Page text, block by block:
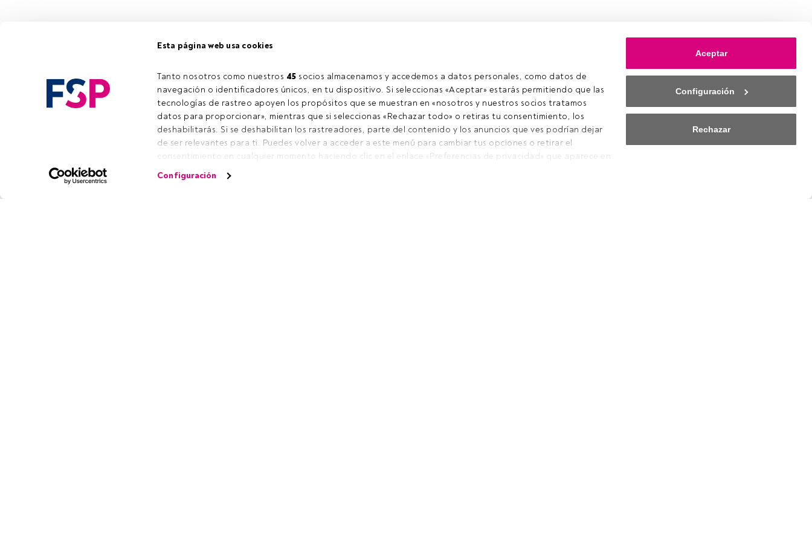
Esta página web usa cookies
Tanto nosotros como nuestros 45 socios almacenamos y accedemos a datos personales, como datos de
navegación o identificadores únicos, en tu dispositivo. Si seleccionas «Aceptar» estarás permitiendo que las
tecnologías de rastreo apoyen los propósitos que se muestran en «nosotros y nuestros socios tratamos
datos para proporcionar», mientras que si seleccionas «Rechazar todo» o retiras tu consentimiento, los
deshabilitarás. Si se deshabilitan los rastreadores, parte del contenido y los anuncios que ves podrían dejar
de ser relevantes para ti. Puedes volver a acceder a este menú para cambiar tus opciones o retirar el
consentimiento en cualquier momento haciendo clic en el enlace «Preferencias de privacidad» que aparece en
la parte inferior de la página web (o en el icono flotante que hay en la parte del fondo a la izquierda de la
página web). Tus opciones tendrán efecto dentro de nuestro ámbito de consentimiento. Para saber más,
Configuración
Aceptar
Configuración
Rechazar